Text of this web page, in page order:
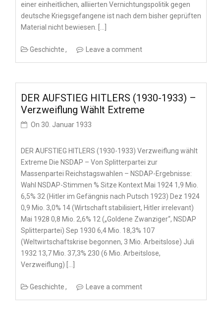
einer einheitlichen, alliierten Vernichtungspolitik gegen
deutsche Kriegsgefangene ist nach dem bisher geprüften
Material nicht bewiesen. […]
Geschichte Leave a comment
DER AUFSTIEG HITLERS (1930-1933) –
Verzweiflung Wählt Extreme
On 30. Januar 1933
DER AUFSTIEG HITLERS (1930-1933) Verzweiflung wählt
Extreme Die NSDAP – Von Splitterpartei zur
Massenpartei Reichstagswahlen – NSDAP-Ergebnisse:
Wahl NSDAP-Stimmen % Sitze Kontext Mai 1924 1,9 Mio.
6,5% 32 (Hitler im Gefängnis nach Putsch 1923) Dez 1924
0,9 Mio. 3,0% 14 (Wirtschaft stabilisiert, Hitler irrelevant)
Mai 1928 0,8 Mio. 2,6% 12 („Goldene Zwanziger“, NSDAP
Splitterpartei) Sep 1930 6,4 Mio. 18,3% 107
(Weltwirtschaftskrise begonnen, 3 Mio. Arbeitslose) Juli
1932 13,7 Mio. 37,3% 230 (6 Mio. Arbeitslose,
Verzweiflung) […]
Geschichte Leave a comment